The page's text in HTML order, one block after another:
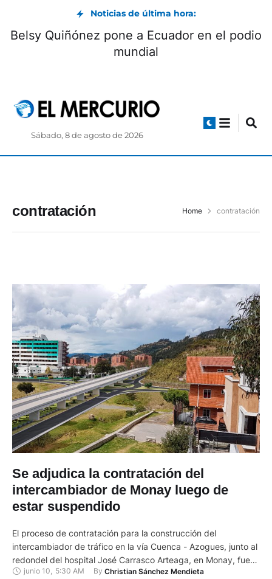
Noticias de última hora:
Belsy Quiñónez pone a Ecuador en el podio
mundial
Sábado, 8 de agosto de 2026
contratación Home contratación
Se adjudica la contratación del
intercambiador de Monay luego de
estar suspendido
El proceso de contratación para la construcción del
intercambiador de tráfico en la vía Cuenca - Azogues, junto al
redondel del hospital José Carrasco Arteaga, en Monay, fue
ya adjudicado, de acuerdo al Portal de Compras Públicas. En
junio 10, 5:30 AM By Christian Sánchez Mendieta